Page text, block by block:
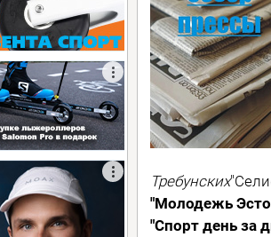
Требунских
"Молодежь
"Спорт день за